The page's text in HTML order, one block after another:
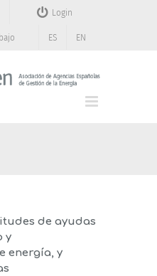
Login
ES EN
de ayudas
y
energía, y